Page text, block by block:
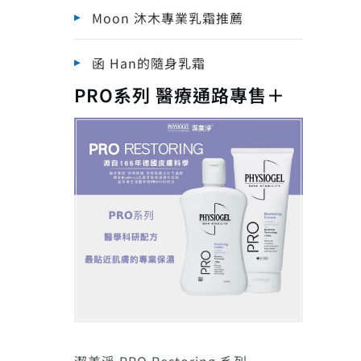
Moon 沐木專業乳霜推薦
函 Han的隨身乳霜
PRO系列 醫療通路專售＋